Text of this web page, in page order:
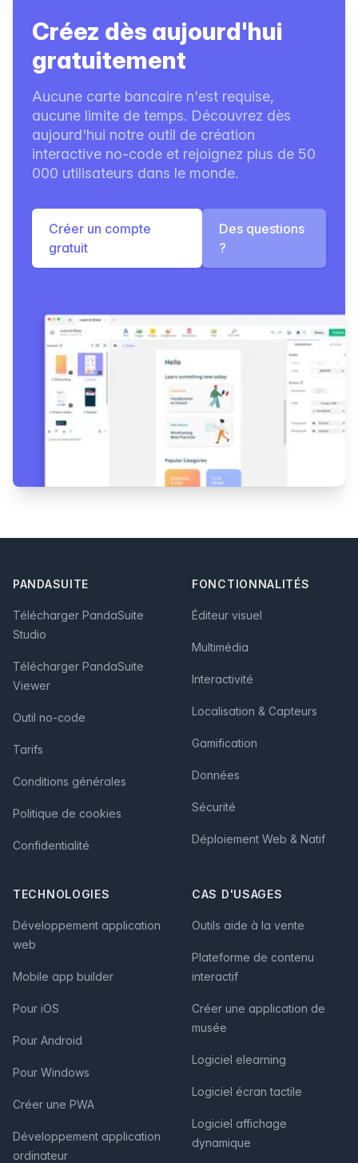
Créez dès aujourd'hui
gratuitement
Aucune carte bancaire n'est requise,
aucune limite de temps. Découvrez dès
aujourd'hui notre outil de création
interactive no-code et rejoignez plus de 50
000 utilisateurs dans le monde.
Créer un compte
gratuit
Des questions
?
PANDASUITE
Télécharger PandaSuite
Studio
Télécharger PandaSuite
Viewer
Outil no-code
Tarifs
Conditions générales
Politique de cookies
Confidentialité
FONCTIONNALITÉS
Éditeur visuel
Multimédia
Interactivité
Localisation & Capteurs
Gamification
Données
Sécurité
Déploiement Web & Natif
TECHNOLOGIES
Développement application
web
Mobile app builder
Pour iOS
Pour Android
Pour Windows
Créer une PWA
Développement application
ordinateur
CAS D'USAGES
Outils aide à la vente
Plateforme de contenu
interactif
Créer une application de
musée
Logiciel elearning
Logiciel écran tactile
Logiciel affichage
dynamique